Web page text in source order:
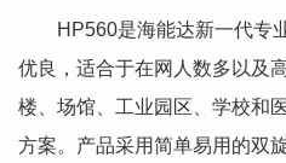
HP560是海能达新一代专
优良，适合于在网人数多以及
楼、场馆、工业园区、学校和
方案。产品采用简单易用的双